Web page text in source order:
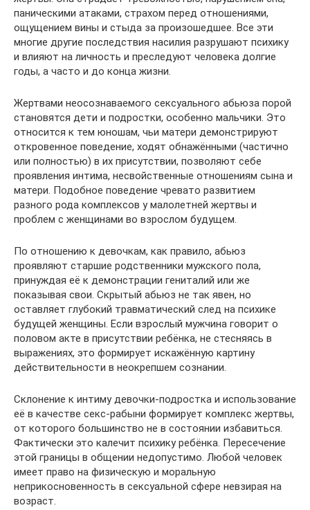
паническими атаками, страхом перед отношениями,
ощущением вины и стыда за произошедшее. Все эти
многие другие последствия насилия разрушают психику
и влияют на личность и преследуют человека долгие
годы, а часто и до конца жизни.
Жертвами неосознаваемого сексуального абьюза порой
становятся дети и подростки, особенно мальчики. Это
относится к тем юношам, чьи матери демонстрируют
откровенное поведение, ходят обнажёнными (частично
или полностью) в их присутствии, позволяют себе
проявления интима, несвойственные отношениям сына и
матери. Подобное поведение чревато развитием
разного рода комплексов у малолетней жертвы и
проблем с женщинами во взрослом будущем.
По отношению к девочкам, как правило, абьюз
проявляют старшие родственники мужского пола,
принуждая её к демонстрации гениталий или же
показывая свои. Скрытый абьюз не так явен, но
оставляет глубокий травматический след на психике
будущей женщины. Если взрослый мужчина говорит о
половом акте в присутствии ребёнка, не стесняясь в
выражениях, это формирует искажённую картину
действительности в неокрепшем сознании.
Склонение к интиму девочки-подростка и использование
её в качестве секс-рабыни формирует комплекс жертвы,
от которого большинство не в состоянии избавиться.
Фактически это калечит психику ребёнка. Пересечение
этой границы в общении недопустимо. Любой человек
имеет право на физическую и моральную
неприкосновенность в сексуальной сфере невзирая на
возраст.